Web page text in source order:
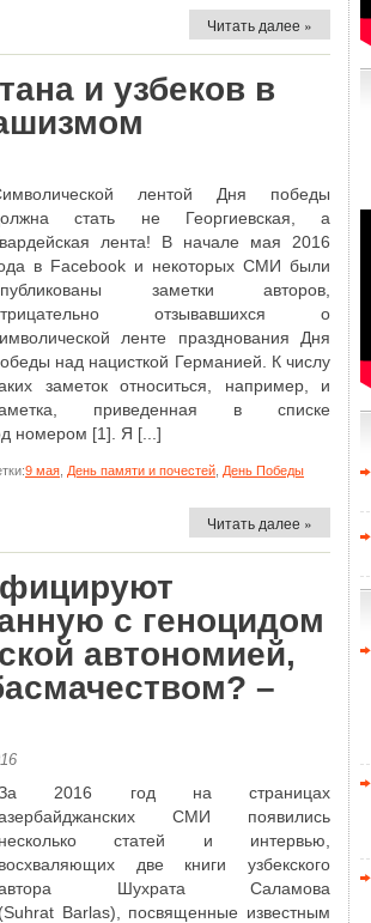
Читать далее »
и узбеков в
лентой Дня победы
стать не Георгиевская, а
лента! В начале мая 2016
в Facebook и некоторых СМИ были
заметки авторов,
отзывавшихся о
ленте празднования Дня
над нацисткой Германией. К числу
заметок относиться, например, и
приведенная в списке
номером [1]. Я [...]
9 мая День памяти и почестей День Победы
Читать далее »
с геноцидом
автономией,
–
2016 год на страницах
СМИ появились
несколько статей и интервью,
восхваляющих две книги узбекского
Шухрата Саламова
(Suhrat Barlas), посвященные известным